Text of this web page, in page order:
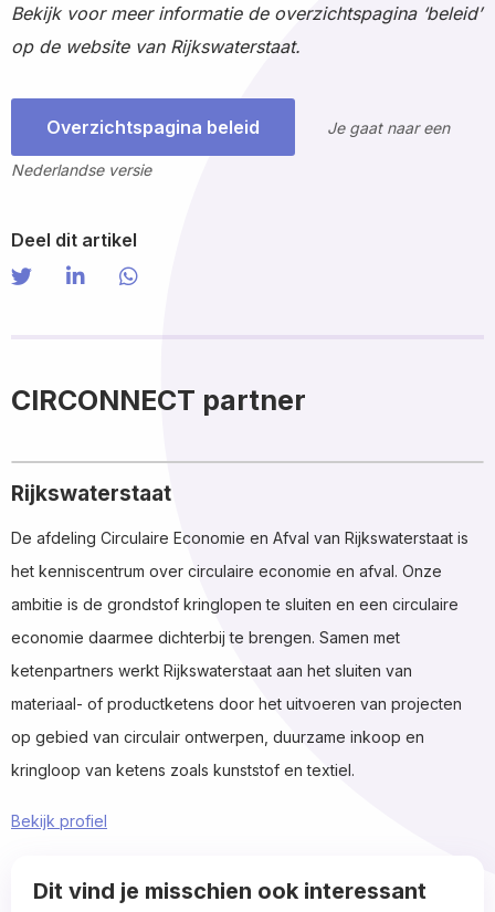
Bekijk voor meer informatie de overzichtspagina ‘beleid’
op de website van Rijkswaterstaat.
Overzichtspagina beleid Je gaat naar een
Nederlandse versie
Deel dit artikel
Share on Twitter
ShareShare on LinkedIn
ShareShare via WhatsApp
Share
WhatsApp
CIRCONNECT partner
Rijkswaterstaat
De afdeling Circulaire Economie en Afval van Rijkswaterstaat is
het kenniscentrum over circulaire economie en afval. Onze
ambitie is de grondstof kringlopen te sluiten en een circulaire
economie daarmee dichterbij te brengen. Samen met
ketenpartners werkt Rijkswaterstaat aan het sluiten van
materiaal- of productketens door het uitvoeren van projecten
op gebied van circulair ontwerpen, duurzame inkoop en
kringloop van ketens zoals kunststof en textiel.
Bekijk profiel
more
Dit vind je misschien ook interessant